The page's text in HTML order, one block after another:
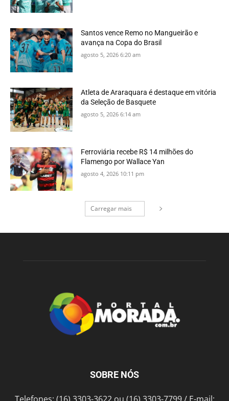
Santos vence Remo no Mangueirão e
avança na Copa do Brasil
agosto 5, 2026 6:20 am
Atleta de Araraquara é destaque em vitória
da Seleção de Basquete
agosto 5, 2026 6:14 am
Ferroviária recebe R$ 14 milhões do
Flamengo por Wallace Yan
agosto 4, 2026 10:11 pm
Carregar mais
SOBRE NÓS